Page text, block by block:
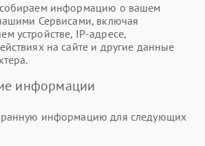
информацию о вашем
Сервисами, включая
устройстве, IP-адресе,
на сайте и другие данные
информации
информацию для следующих